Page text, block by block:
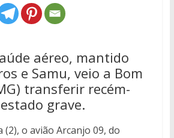
aéreo, mantido
e Samu, veio a Bom
transferir recém-
grave.
o avião Arcanjo 09, do